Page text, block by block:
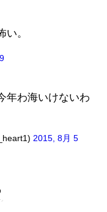
。
年わ海いけないわ
2015, 8月 5